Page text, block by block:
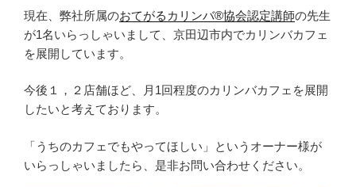
現在、弊社所属のおてがるカリンバ®︎協会認定講師の先生
が1名いらっしゃいまして、京田辺市内でカリンバカフェ
を展開しています。
今後１，２店舗ほど、月1回程度のカリンバカフェを展開
したいと考えております。
「うちのカフェでもやってほしい」というオーナー様が
いらっしゃいましたら、是非お問い合わせください。